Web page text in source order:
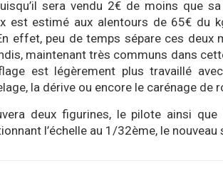
sera vendu 2€ de moins que
est estimé aux alentours de 65€ du
effet, peu de temps sépare ces deux
maintenant très communs dans
est légèrement plus travaillé
la dérive ou encore le carénage de
deux figurines, le pilote ainsi
l’échelle au 1/32ème, le